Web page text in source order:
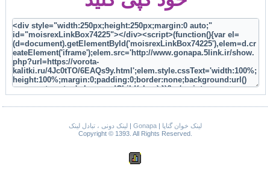
لینک دونی ، تبادل لینک| Gonapa|
لینک خوان گناپا
Copyright © 1393. All Rights Reserved.